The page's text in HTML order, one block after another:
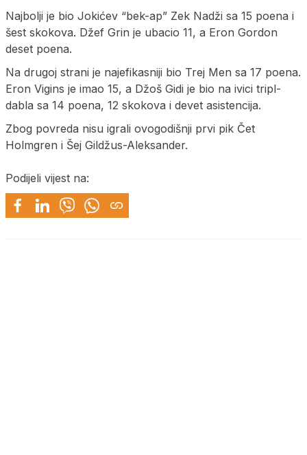
Najbolji je bio Jokićev “bek-ap” Zek Nadži sa 15 poena i
šest skokova. Džef Grin je ubacio 11, a Eron Gordon
deset poena.
Na drugoj strani je najefikasniji bio Trej Men sa 17 poena.
Eron Vigins je imao 15, a Džoš Gidi je bio na ivici tripl-
dabla sa 14 poena, 12 skokova i devet asistencija.
Zbog povreda nisu igrali ovogodišnji prvi pik Čet
Holmgren i Šej Gildžus-Aleksander.
Podijeli vijest na: